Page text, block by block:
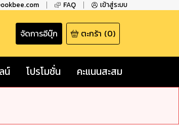
FAQ เข้าสู่ระบบ
จัดการอีบุ๊ก ตะกร้า (0)
น์ โปรโมชั่น คะแนนสะสม